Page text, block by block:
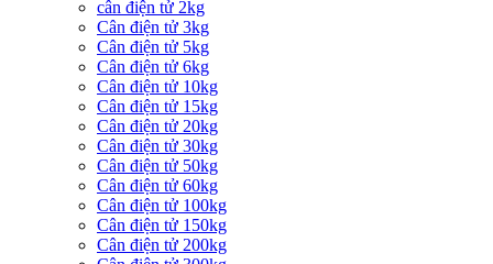
cân điện tử 2kg
Cân điện tử 3kg
Cân điện tử 5kg
Cân điện tử 6kg
Cân điện tử 10kg
Cân điện tử 15kg
Cân điện tử 20kg
Cân điện tử 30kg
Cân điện tử 50kg
Cân điện tử 60kg
Cân điện tử 100kg
Cân điện tử 150kg
Cân điện tử 200kg